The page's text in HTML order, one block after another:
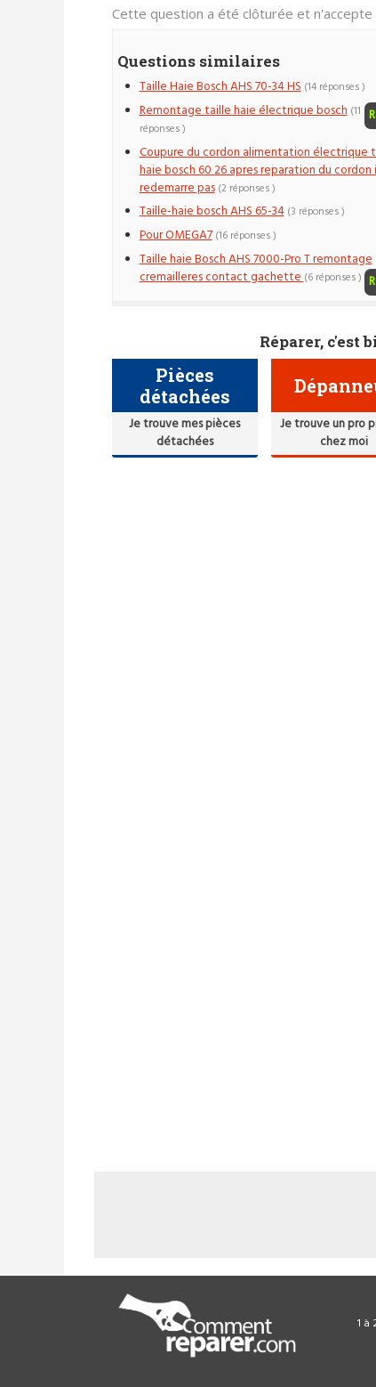
Cette question a été clôturée et n'accepte
Questions similaires
Taille Haie Bosch AHS 70-34 HS (14 réponses )
Remontage taille haie électrique bosch (11
réponses )
Coupure du cordon alimentation électrique
haie bosch 60 26 apres reparation du cordon
redemarre pas (2 réponses )
Taille-haie bosch AHS 65-34 (3 réponses )
Pour OMEGA7 (16 réponses )
Taille haie Bosch AHS 7000-Pro T remontage
cremailleres contact gachette(6 réponses )
Réparer, c'est
Pièces
détachées
Je trouve mes pièces
détachées
Je trouve un pro
chez moi
1 à